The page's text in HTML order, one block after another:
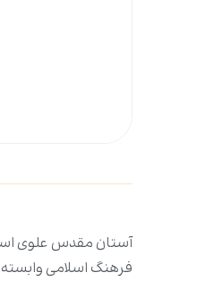
آستان مقدس علوى
فرهنگ اسلامى